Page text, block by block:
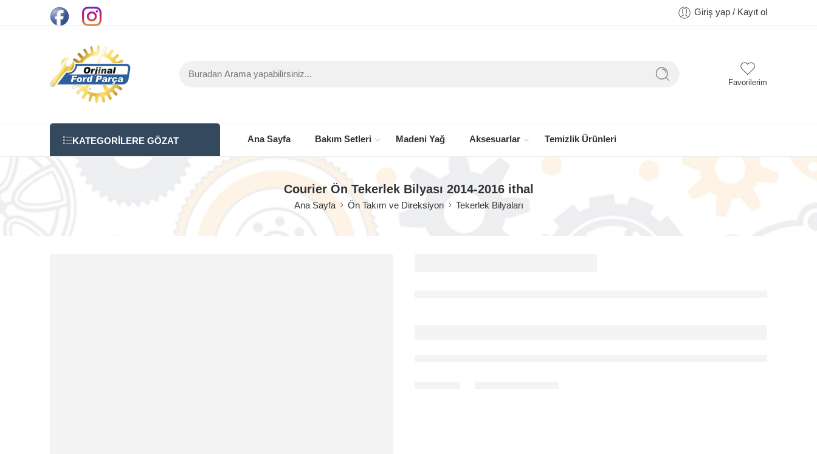
Giriş yap / Kayıt ol
Favorilerim
KATEGORILERE GÖZAT Ana Sayfa Bakım Setleri Madeni Yağ Aksesuarlar Temizlik Ürünleri
Courier Ön Tekerlek Bilyası 2014-2016 ithal
Ana Sayfa Ön Takım ve Direksiyon Tekerlek Bilyaları